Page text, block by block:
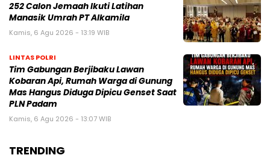
252 Calon Jemaah Ikuti Latihan
Manasik Umrah PT Alkamila
Kamis, 6 Agu 2026 - 13:19 WIB
LINTAS POLRI
Tim Gabungan Berjibaku Lawan
Kobaran Api, Rumah Warga di Gunung
Mas Hangus Diduga Dipicu Genset Saat
PLN Padam
Kamis, 6 Agu 2026 - 13:07 WIB
TRENDING